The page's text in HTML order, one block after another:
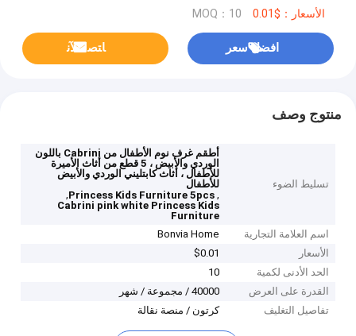
الأسعار：$0.01 MOQ：10
افضل سعر ﺎﺘﺼﻟ ﺍﻶﻧ
منتوج وصف
تسليط الضوء
أطقم غرف نوم الأطفال من Cabrini باللون
الوردي والأبيض ، 5 قطع من أثاث الأميرة
للأطفال ، أثاث كابتليني الوردي والأبيض
للأطفال
,
Princess Kids Furniture 5pcs
,
Cabrini pink white Princess Kids
Furniture
اسم العلامة التجارية
Bonvia Home
الأسعار
$0.01
الحد الأدنى لكمية
10
القدرة على العرض
40000 / مجموعة / شهر
تفاصيل التغليف
كرتون / منصة نقالة